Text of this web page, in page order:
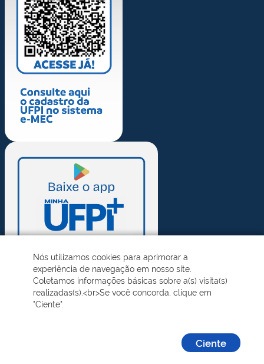
Nós utilizamos cookies para aprimorar a
experiência de navegação em nosso site.
Coletamos informações básicas sobre a(s) visita(s)
realizadas(s).<br>Se você concorda, clique em
"Ciente".
Ciente